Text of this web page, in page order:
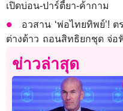
เปิดบ่อน-ปาร์ตี้ยา-ค้ากาม
อวสาน ‘พ่อไทยทิพย์’!
ต่างด้าว ถอนสิทธิยกชุด จ่อ
ข่าวล่าสุด